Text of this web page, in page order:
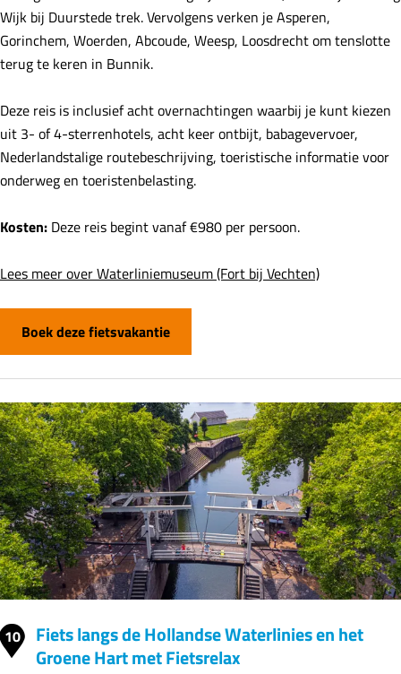
Wijk bij Duurstede trek. Vervolgens verken je Asperen,
Gorinchem, Woerden, Abcoude, Weesp, Loosdrecht om tenslotte
terug te keren in Bunnik.
Deze reis is inclusief acht overnachtingen waarbij je kunt kiezen
uit 3- of 4-sterrenhotels, acht keer ontbijt, babagevervoer,
Nederlandstalige routebeschrijving, toeristische informatie voor
onderweg en toeristenbelasting.
Kosten: Deze reis begint vanaf €980 per persoon.
Lees meer over Waterliniemuseum (Fort bij Vechten)
Boek deze fietsvakantie
10
Fiets langs de Hollandse Waterlinies en het
Groene Hart met Fietsrelax